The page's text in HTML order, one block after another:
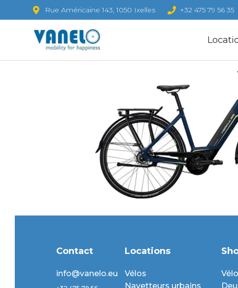
Rue Américaine 143, 1050 Ixelles +32 475 79 56 35
Contact
info@vanelo.eu
Locations
Vélos
Navetteurs urbains